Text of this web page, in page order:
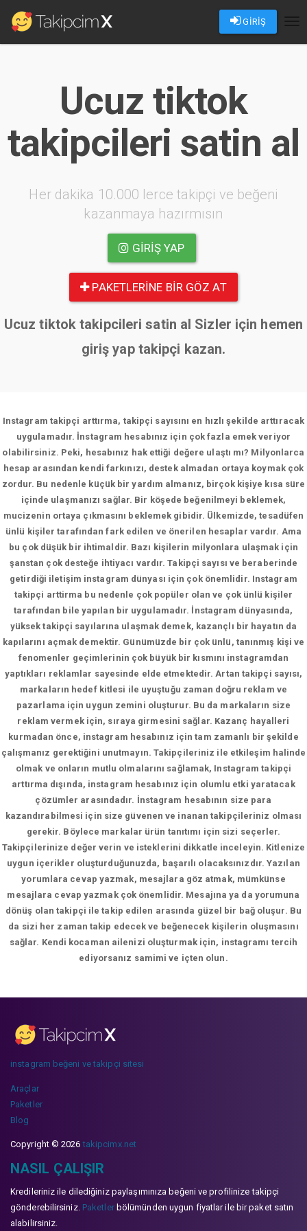
GİRİŞ
Ucuz tiktok
takipcileri satin al
Her dakika 10.000 lerce takipçi ve beğeni
kazanmaya hazırmısın
GIRIŞ YAP
PAKETLERINE BIR GÖZ AT
Ucuz tiktok takipcileri satin al Sizler için hemen
giriş yap takipçi kazan.
Instagram takipçi arttırma, takipçi sayısını en hızlı şekilde arttıracak
uygulamadır. İnstagram hesabınız için çok fazla emek veriyor
olabilirsiniz. Peki, hesabınız hak ettiği değere ulaştı mı? Milyonlarca
hesap arasından kendi farkınızı, destek almadan ortaya koymak çok
zordur. Bu nedenle küçük bir yardım almanız, birçok kişiye kısa süre
içinde ulaşmanızı sağlar. Bir köşede beğenilmeyi beklemek,
mucizenin ortaya çıkmasını beklemek gibidir. Ülkemizde, tesadüfen
ünlü kişiler tarafından fark edilen ve önerilen hesaplar vardır. Ama
bu çok düşük bir ihtimaldir. Bazı kişilerin milyonlara ulaşmak için
şanstan çok desteğe ihtiyacı vardır. Takipçi sayısı ve beraberinde
getirdiği iletişim instagram dünyası için çok önemlidir. Instagram
takipçi arttirma bu nedenle çok popüler olan ve çok ünlü kişiler
tarafından bile yapılan bir uygulamadır. İnstagram dünyasında,
yüksek takipçi sayılarına ulaşmak demek, kazançlı bir hayatın da
kapılarını açmak demektir. Günümüzde bir çok ünlü, tanınmış kişi ve
fenomenler geçimlerinin çok büyük bir kısmını instagramdan
yaptıkları reklamlar sayesinde elde etmektedir. Artan takipçi sayısı,
markaların hedef kitlesi ile uyuştuğu zaman doğru reklam ve
pazarlama için uygun zemini oluşturur. Bu da markaların size
reklam vermek için, sıraya girmesini sağlar. Kazanç hayalleri
kurmadan önce, instagram hesabınız için tam zamanlı bir şekilde
çalışmanız gerektiğini unutmayın. Takipçileriniz ile etkileşim halinde
olmak ve onların mutlu olmalarını sağlamak, Instagram takipçi
arttırma dışında, instagram hesabınız için olumlu etki yaratacak
çözümler arasındadır. İnstagram hesabının size para
kazandırabilmesi için size güvenen ve inanan takipçileriniz olması
gerekir. Böylece markalar ürün tanıtımı için sizi seçerler.
Takipçilerinize değer verin ve isteklerini dikkatle inceleyin. Kitlenize
uygun içerikler oluşturduğunuzda, başarılı olacaksınızdır. Yazılan
yorumlara cevap yazmak, mesajlara göz atmak, mümkünse
mesajlara cevap yazmak çok önemlidir. Mesajına ya da yorumuna
dönüş olan takipçi ile takip edilen arasında güzel bir bağ oluşur. Bu
da sizi her zaman takip edecek ve beğenecek kişilerin oluşmasını
sağlar. Kendi kocaman ailenizi oluşturmak için, instagramı tercih
ediyorsanız samimi ve içten olun.
instagram beğeni ve takipçi sitesi
Araçlar
Paketler
Blog
Copyright © 2026takipcimx.net
NASIL ÇALIŞIR
Kredileriniz ile dilediğiniz paylaşımınıza beğeni ve profilinize takipçi
gönderebilirsiniz. Paketlerbölümünden uygun fiyatlar ile bir paket satın
alabilirsiniz.